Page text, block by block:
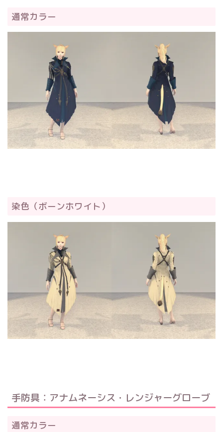
通常カラー
染色（ボーンホワイト）
手防具：アナムネーシス・レンジャーグローブ
通常カラー